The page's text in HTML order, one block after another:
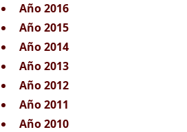
Año 2016
Año 2015
Año 2014
Año 2013
Año 2012
Año 2011
Año 2010